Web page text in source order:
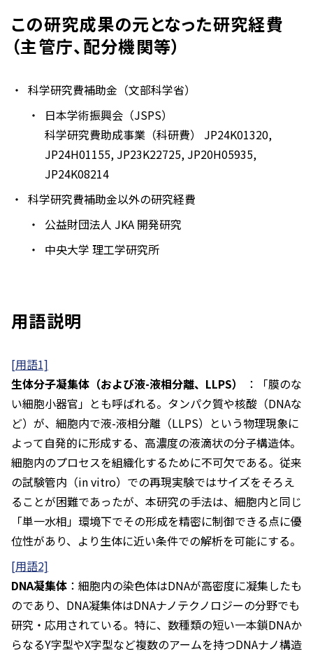
この研究成果の元となった研究経費
（主管庁、配分機関等）
科学研究費補助金（文部科学省）
日本学術振興会（JSPS）
科学研究費助成事業（科研費） JP24K01320,
JP24H01155, JP23K22725, JP20H05935,
JP24K08214
科学研究費補助金以外の研究経費
公益財団法人 JKA 開発研究
中央大学 理工学研究所
用語説明
[用語1]
生体分子凝集体（および液-液相分離、LLPS）
：「膜のな
い細胞小器官」とも呼ばれる。タンパク質や核酸（DNAな
ど）が、細胞内で液-液相分離（LLPS）という物理現象に
よって自発的に形成する、高濃度の液滴状の分子構造体。
細胞内のプロセスを組織化するために不可欠である。従来
の試験管内（in vitro）での再現実験ではサイズをそろえ
ることが困難であったが、本研究の手法は、細胞内と同じ
「単一水相」環境下でその形成を精密に制御できる点に優
位性があり、より生体に近い条件での解析を可能にする。
[用語2]
DNA凝集体 ：細胞内の染色体はDNAが高密度に凝集したも
のであり、DNA凝集体はDNAナノテクノロジーの分野でも
研究・応用されている。特に、数種類の短い一本鎖DNAか
らなるY字型やX字型など複数のアームを持つDNAナノ構造